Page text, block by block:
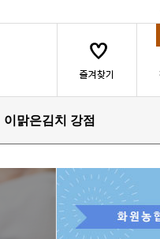
이맑은김치 강점